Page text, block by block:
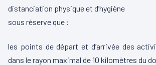
distanciation physique et d’hygiène
sous réserve que :
les points de départ et d’arrivée des
dans le rayon maximal de 10 kilomètres du